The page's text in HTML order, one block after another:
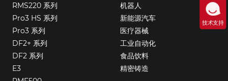
RMS220 系列
Pro3 HS 系列
Pro3 系列
DF2+ 系列
DF2 系列
E3
机器人
新能源汽车
医疗器械
工业自动化
食品饮料
精密铸造
技术支持